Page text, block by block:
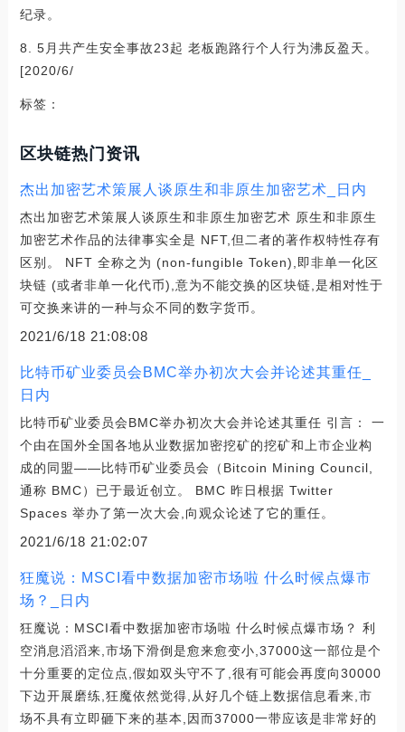
纪录。
8. 5月共产生安全事故23起 老板跑路行个人行为沸反盈天。
[2020/6/
标签：
区块链热门资讯
杰出加密艺术策展人谈原生和非原生加密艺术_日内
杰出加密艺术策展人谈原生和非原生加密艺术 原生和非原生
加密艺术作品的法律事实全是 NFT,但二者的著作权特性存有
区别。 NFT 全称之为 (non-fungible Token),即非单一化区
块链 (或者非单一化代币),意为不能交换的区块链,是相对性于
可交换来讲的一种与众不同的数字货币。
2021/6/18 21:08:08
比特币矿业委员会BMC举办初次大会并论述其重任_
日内
比特币矿业委员会BMC举办初次大会并论述其重任 引言： 一
个由在国外全国各地从业数据加密挖矿的挖矿和上市企业构
成的同盟——比特币矿业委员会（Bitcoin Mining Council,
通称 BMC）已于最近创立。 BMC 昨日根据 Twitter
Spaces 举办了第一次大会,向观众论述了它的重任。
2021/6/18 21:02:07
狂魔说：MSCI看中数据加密市场啦 什么时候点爆市
场？_日内
狂魔说：MSCI看中数据加密市场啦 什么时候点爆市场？ 利
空消息滔滔来,市场下滑倒是愈来愈变小,37000这一部位是个
十分重要的定位点,假如双头守不了,很有可能会再度向30000
下边开展磨练,狂魔依然觉得,从好几个链上数据信息看来,市
场不具有立即砸下来的基本,因而37000一带应该是非常好的